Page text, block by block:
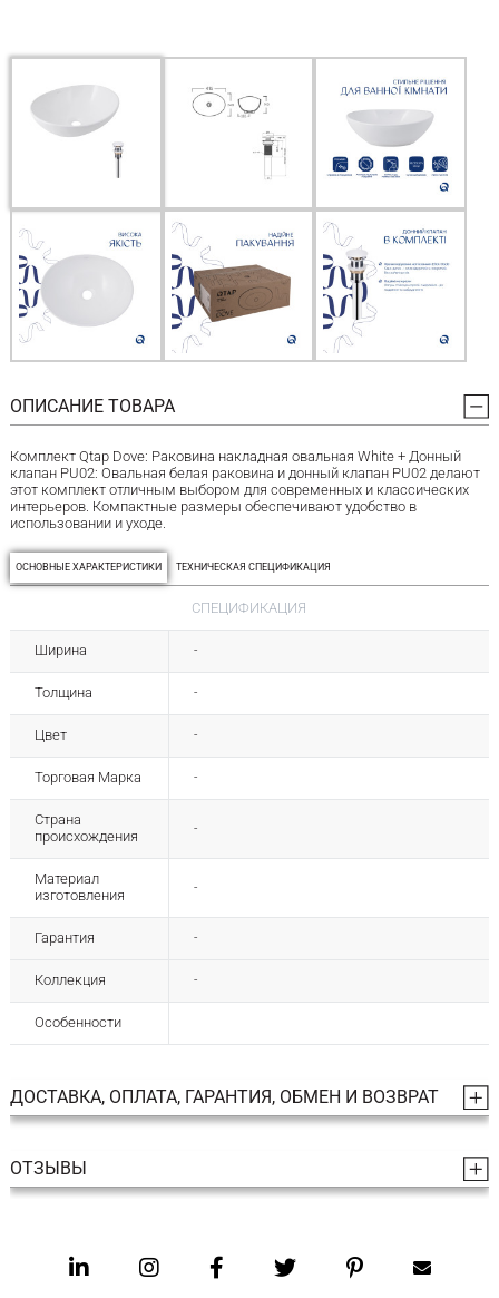
ОПИСАНИЕ ТОВАРА
Комплект Qtap Dove: Раковина накладная овальная White + Донный
клапан PU02: Овальная белая раковина и донный клапан PU02 делают
этот комплект отличным выбором для современных и классических
интерьеров. Компактные размеры обеспечивают удобство в
использовании и уходе.
ОСНОВНЫЕ ХАРАКТЕРИСТИКИ ТЕХНИЧЕСКАЯ СПЕЦИФИКАЦИЯ
СПЕЦИФИКАЦИЯ
Ширина -
Толщина -
Цвет -
Торговая Марка -
Страна
происхождения
-
Материал
изготовления
-
Гарантия -
Коллекция -
Особенности
ДОСТАВКА, ОПЛАТА, ГАРАНТИЯ, ОБМЕН И ВОЗВРАТ
ОТЗЫВЫ